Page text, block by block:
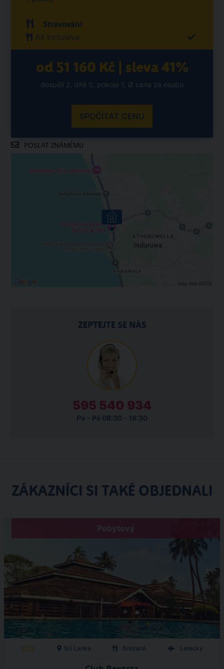
Stravování
All Inclusive
od 51 160 Kč | sleva 41%
dospělí 2, dítě 0, pokoje 1, Ø cena za osobu
SPOČÍTAT CENU
POSLAT ZNÁMÉMU
ZEPTEJTE SE NÁS
595 540 934
Po - Pá 08:30 - 16:30
ZÁKAZNÍCI SI TAKÉ OBJEDNALI
Pobytový
Srí Lanka Snídaně Letecky